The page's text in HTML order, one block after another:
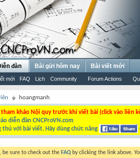
đàn
mới FAQ Lịch Community Forum Actions
Bài gửi hôm nay Bài viết mới
hoangmanh
tham khảo Nội quy trước khi viết bài (click vào liên
diễn đàn CNCProVN.com
thú với bài viết. Hãy dùng chức năng
be sure to check out the FAQ by clicking the link above.